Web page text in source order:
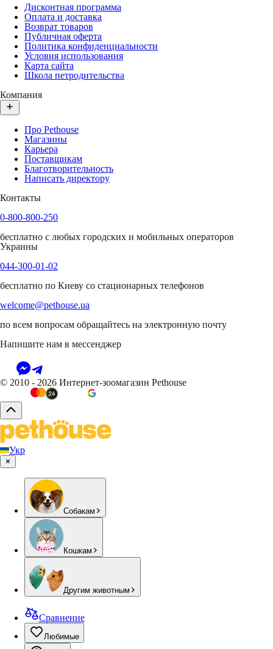
Дисконтная программа
Оплата и доставка
Возврат товаров
Публичная оферта
Политика конфиденциальности
Условия использования
Карта сайта
Школа петродительства
Компания
Про Pethouse
Магазины
Карьера
Поставщикам
Благотворительность
Написать директору
Контакты
0-800-800-250
бесплатно с любых городских и мобильных операторов
Украины
044-300-01-02
бесплатно по Киеву со стационарных телефонов
welcome@pethouse.ua
по всем вопросам обращайтесь на электронную почту
Напишите нам в мессенджер
© 2010 - 2026 Интернет-зоомагазин Pethouse
Укр
Собакам
Кошкам
Другим животным
Сравнение
Любимые